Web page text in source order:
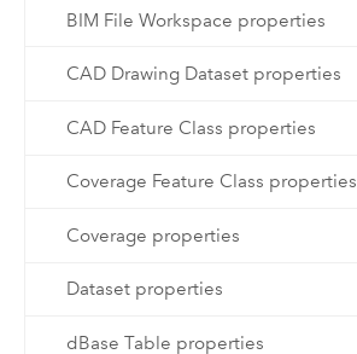
BIM File Workspace properties
CAD Drawing Dataset properties
CAD Feature Class properties
Coverage Feature Class properties
Coverage properties
Dataset properties
dBase Table properties